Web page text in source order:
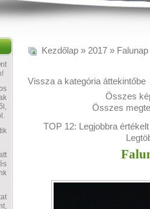
Kezdőlap » 2017 »
Vissza a kategória áttekintőbe
Összes
Összes
TOP 12: Legjobbra értékelt